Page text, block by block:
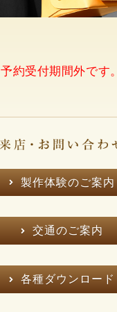
予約受付期間外です。
製作体験のご案内
交通のご案内
各種ダウンロード